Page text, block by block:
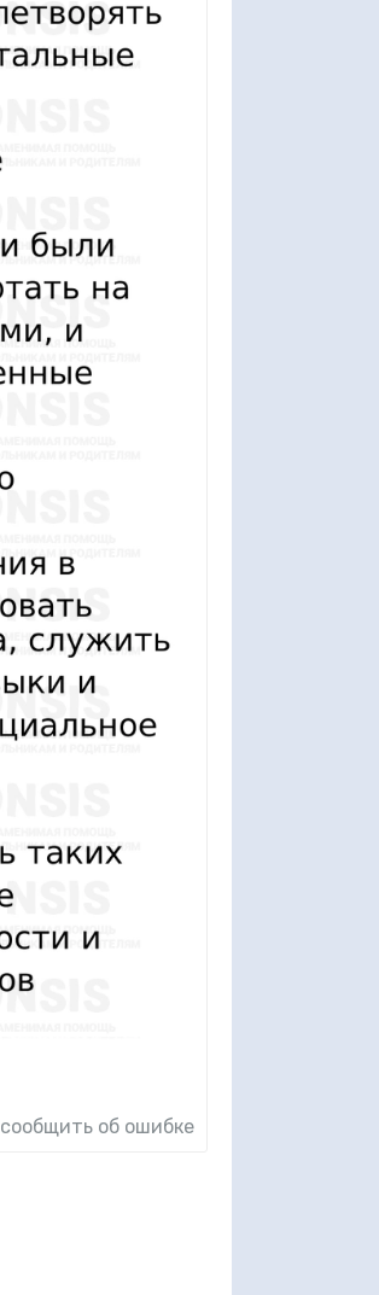
сообщить об ошибке